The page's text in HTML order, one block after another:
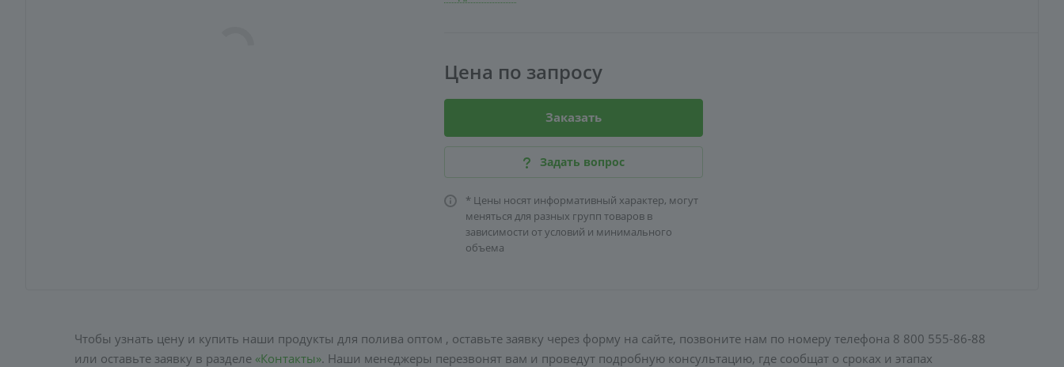
Цена по запросу
Заказать
Задать вопрос
* Цены носят информативный характер, могут
меняться для разных групп товаров в
зависимости от условий и минимального
объема
Чтобы узнать цену и купить наши продукты для полива оптом , оставьте заявку через форму на сайте, позвоните нам по номеру телефона 8 800 555-86-88
или оставьте заявку в разделе «Контакты». Наши менеджеры перезвонят вам и проведут подробную консультацию, где сообщат о сроках и этапах